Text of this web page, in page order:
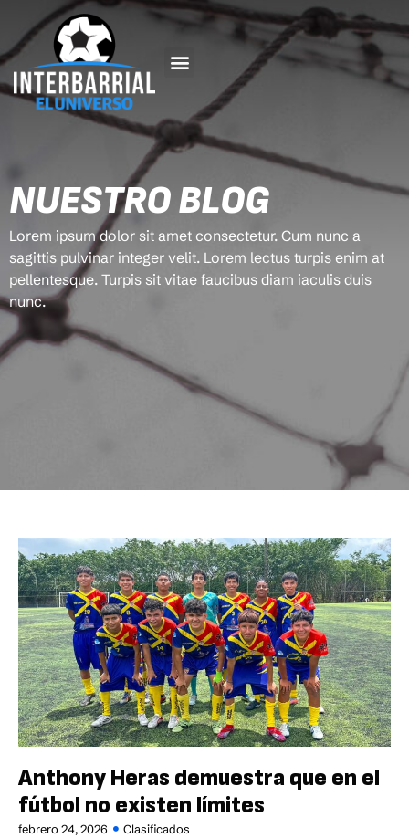
NUESTRO BLOG
Lorem ipsum dolor sit amet consectetur. Cum nunc a
sagittis pulvinar integer velit. Lorem lectus turpis enim at
pellentesque. Turpis sit vitae faucibus diam iaculis duis
nunc.
Anthony Heras demuestra que en el
fútbol no existen límites
febrero 24, 2026
Clasificados